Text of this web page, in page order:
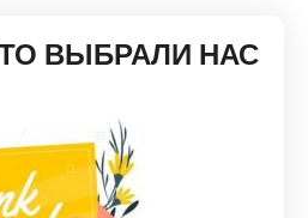
ВЫБРАЛИ НАС